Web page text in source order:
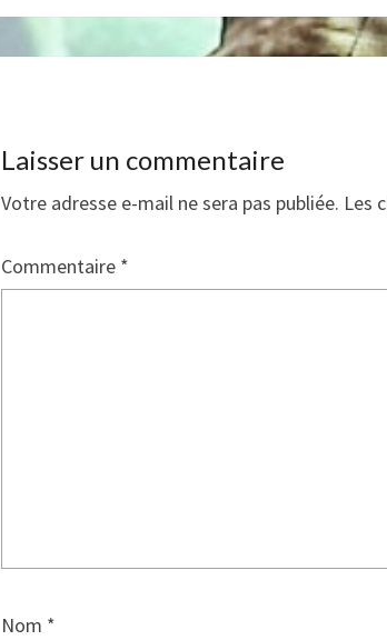
Laisser un commentaire
Votre adresse e-mail ne sera pas publiée. Les
Commentaire *
Nom *